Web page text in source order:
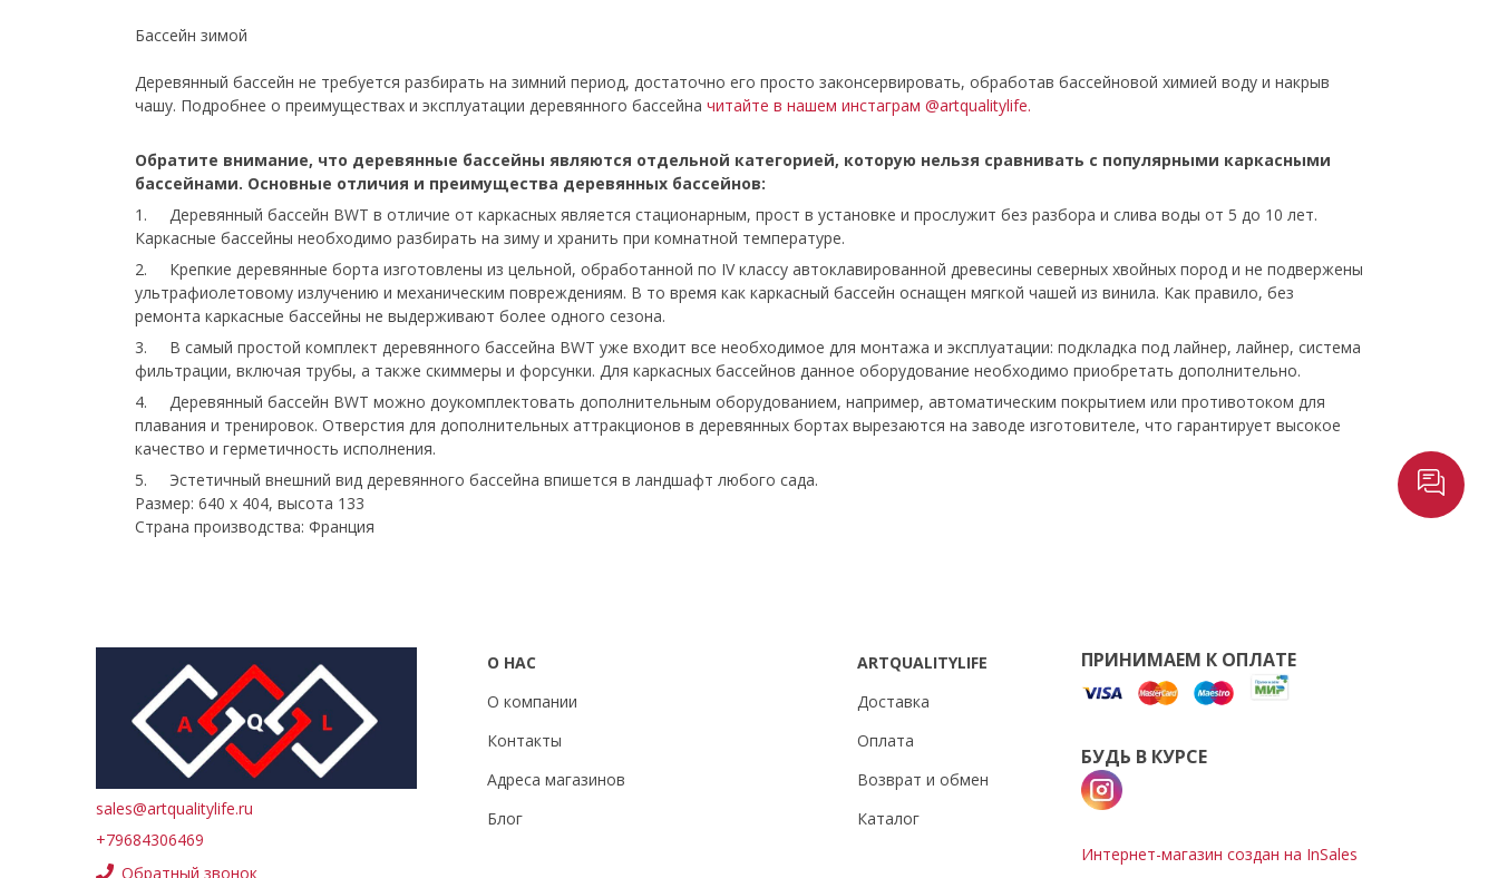
Бассейн зимой
Деревянный бассейн не требуется разбирать на зимний период, достаточно его просто законсервировать, обработав бассейновой химией воду и накрыв
чашу. Подробнее о преимуществах и эксплуатации деревянного бассейна читайте в нашем инстаграм @artqualitylife.
Обратите внимание, что деревянные бассейны являются отдельной категорией, которую нельзя сравнивать с популярными каркасными
бассейнами. Основные отличия и преимущества деревянных бассейнов:
1. Деревянный бассейн BWT в отличие от каркасных является стационарным, прост в установке и прослужит без разбора и слива воды от 5 до 10 лет.
Каркасные бассейны необходимо разбирать на зиму и хранить при комнатной температуре.
2. Крепкие деревянные борта изготовлены из цельной, обработанной по IV классу автоклавированной древесины северных хвойных пород и не подвержены
ультрафиолетовому излучению и механическим повреждениям. В то время как каркасный бассейн оснащен мягкой чашей из винила. Как правило, без
ремонта каркасные бассейны не выдерживают более одного сезона.
3. В самый простой комплект деревянного бассейна BWT уже входит все необходимое для монтажа и эксплуатации: подкладка под лайнер, лайнер, система
фильтрации, включая трубы, а также скиммеры и форсунки. Для каркасных бассейнов данное оборудование необходимо приобретать дополнительно.
4. Деревянный бассейн BWT можно доукомплектовать дополнительным оборудованием, например, автоматическим покрытием или противотоком для
плавания и тренировок. Отверстия для дополнительных аттракционов в деревянных бортах вырезаются на заводе изготовителе, что гарантирует высокое
качество и герметичность исполнения.
5. Эстетичный внешний вид деревянного бассейна впишется в ландшафт любого сада.
Размер: 640 x 404, высота 133
Страна производства: Франция
sales@artqualitylife.ru
+79684306469
Обратный звонок
О НАС
О компании
Контакты
Адреса магазинов
Блог
ARTQUALITYLIFE
Доставка
Оплата
Возврат и обмен
Каталог
ПРИНИМАЕМ К ОПЛАТЕ
БУДЬ В КУРСЕ
Интернет-магазин создан на InSales